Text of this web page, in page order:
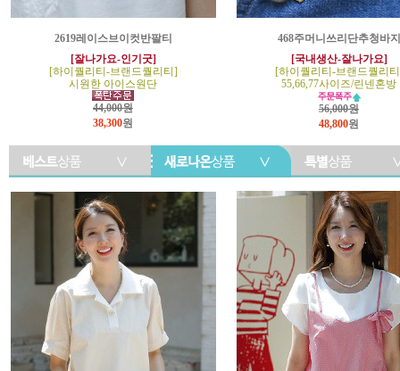
2619레이스브이컷반팔티
[잘나가요-인기굿]
[하이퀄리티-브랜드퀄리티]
시원한 아이스원단
44,000원
38,300원
468주머니쓰리단추청바지
[국내생산-잘나가요]
[하이퀄리티-브랜드퀄리
55,66,77사이즈/린넨혼방
56,000원
48,800원